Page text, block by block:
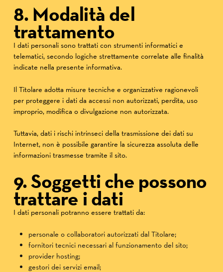
8. Modalità del
trattamento
I dati personali sono trattati con strumenti informatici e
telematici, secondo logiche strettamente correlate alle finalità
indicate nella presente informativa.
Il Titolare adotta misure tecniche e organizzative ragionevoli
per proteggere i dati da accessi non autorizzati, perdita, uso
improprio, modifica o divulgazione non autorizzata.
Tuttavia, dati i rischi intrinseci della trasmissione dei dati su
Internet, non è possibile garantire la sicurezza assoluta delle
informazioni trasmesse tramite il sito.
9. Soggetti che possono
trattare i dati
I dati personali potranno essere trattati da:
personale o collaboratori autorizzati dal Titolare;
fornitori tecnici necessari al funzionamento del sito;
provider hosting;
gestori dei servizi email;